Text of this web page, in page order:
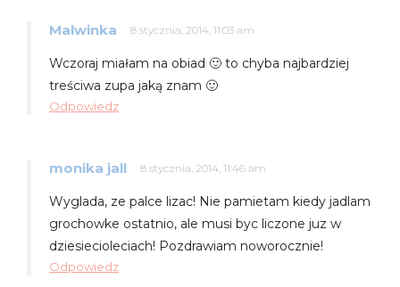
Malwinka 8 stycznia, 2014, 11:03 am
Wczoraj miałam na obiad 🙂 to chyba najbardziej
treściwa zupa jaką znam 🙂
Odpowiedz
monika jall 8 stycznia, 2014, 11:46 am
Wyglada, ze palce lizac! Nie pamietam kiedy jadlam
grochowke ostatnio, ale musi byc liczone juz w
dziesiecioleciach! Pozdrawiam noworocznie!
Odpowiedz